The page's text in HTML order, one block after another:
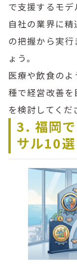
で支援するモデ
自社の業界に
の把握から実
ょう。
医療や飲食の
種で経営改善
を検討してくだ
3. 福岡
サル10選